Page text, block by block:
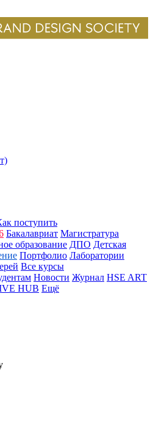
поступить
Бакалавриат Магистратура
образование ДПО Детская
Портфолио Лаборатории
Все курсы
Новости Журнал HSE ART
HUB Ещё